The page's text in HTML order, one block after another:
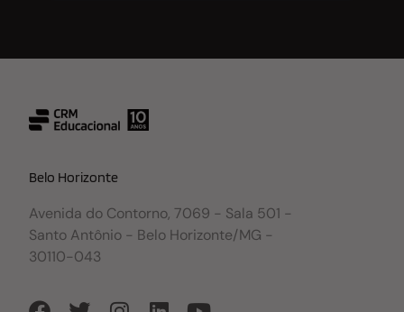
Belo Horizonte
Avenida do Contorno, 7069 - Sala 501 -
Santo Antônio - Belo Horizonte/MG -
30110-043